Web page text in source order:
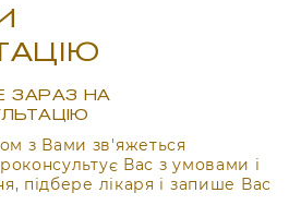
ЗАРАЗ НА
з Вами зв'яжеться
Вас з умовами і
підбере лікаря і запише Вас